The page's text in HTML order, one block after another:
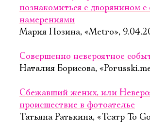
познакомиться с дворянином с
намерениями
Мария Позина, «Metro»,
Совершенно невероятное
Наталия Борисова,
Сбежавший жених, или
происшествие в фотоателье
Татьяна Ратькина, «Театр To